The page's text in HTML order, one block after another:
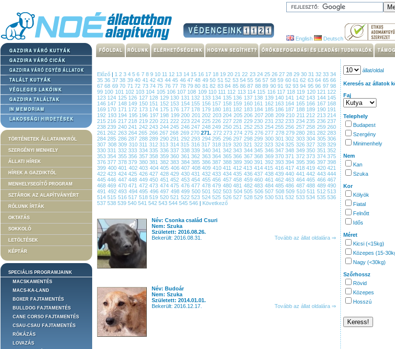
English Deutsch
TÖRTÉNETEK ÁLLATAINKRÓL
SZERGÉNYI MENHELY
ÁLLATI HÍREK
HÍREK A GAZDIKTÓL
MENHELYSEGÍTŐ PROGRAM
SZTÁROK AZ ALAPÍTVÁNYÉRT
RÓLUNK ÍRTÁK
OKTATÁS
SOKKOLÓ
LETÖLTÉSEK
KÉPTÁR
SPECIÁLIS PROGRAMJAINK
MACSKAMENTÉS
MACS-KA-LAND
BOXER FAJTAMENTÉS
BULLDOG FAJTAMENTÉS
CANE CORSO FAJTAMENTÉS
CSAU-CSAU FAJTAMENTÉS
RÓKÁZÁS
LOVAZÁS
Előző | 123456 7 8 9 10 11 12 13 14 15 16 17 18 19202122 23 24 25 26 27 28 29 30 31323334
3536 3738 3940 41 4243 4445 464748 4950 5152 535455 5657 5859 60 6162 6364 6566
6768 6970 7172 73 7475 7677 787980 8182 8384 858687 8889 9091 92 9394 9596 9798
99 100 101 102 103 104 105 106 107 108 109 110 111 112 113 114 115 116 117 118 119 120 121 122
123 124 125 126 127 128 129 130 131 132 133 134 135 136 137 138 139 140 141 142 143 144 145
146 147 148 149 150 151 152 153 154 155 156 157 158 159 160 161 162 163 164 165 166 167 168
169 170 171 172 173 174 175 176 177 178 179 180 181 182 183 184 185 186 187 188 189 190 191
192 193 194 195 196 197 198 199 200 201 202 203 204 205 206 207 208 209 210 211 212 213 214
215216 217218 219220 221222 223224 225226 227228 229230 231 232233 234235 236237
238239 240241 242243 244245 246247 248249 250251 252253 254 255256 257258 259260
261262 263 264265 266 267268 269 270271. 272 273274 275 276277 278 279280 281 282283
284285 286287 288289 290291 292293 294295 296297 298299 300 301302 303304 305306
307 308 309 310 311 312 313 314 315 316 317 318 319 320 321 322 323 324 325 326 327 328 329
330331 332333 334335 336337 338339 340341 342343 344345 346 347348 349350 351352
353354 355356 357358 359360 361362 363364 365366 367368 369 370371 372373 374375
376377 378379 380381 382383 384385 386387 388389 390391 392 393394 395396 397398
399 400 401 402 403 404 405 406 407 408 409 410 411 412 413 414 415 416 417 418 419 420 421
422423 424425 426427 428429 430431 432433 434435 436437 438 439440 441442 443444
445446 447448 449450 451452 453454 455456 457458 459460 461 462463 464465 466467
468469 470471 472473 474475 476477 478479 480481 482483 484 485486 487488 489490
491 492 493 494 495 496 497 498 499 500 501 502 503 504 505 506 507 508 509 510 511 512 513
514515 516517 518519 520521 522523 524525 526527 528529 530 531532 533534 535536
537 538 539 540 541 542 543 544 545 546 | Következő
Név: Csonka család Csuri
Nem: Szuka
Született: 2016.08.26.
Bekerült: 2016.08.31.
Tovább az állat oldalára ⇒
Név: Budoár
Nem: Szuka
Született: 2014.01.01.
Bekerült: 2016.12.17.
Tovább az állat oldalára ⇒
állat/oldal
Keresés az állatok
Faj
Telephely
Budapest
Szergény
Minimenhely
Nem
Kan
Szuka
Kor
Kölyök
Fiatal
Felnőtt
Idős
Méret
Kicsi (<15kg)
Közepes (15-
Nagy (<30kg)
Szőrhossz
Rövid
Közepes
Hosszú